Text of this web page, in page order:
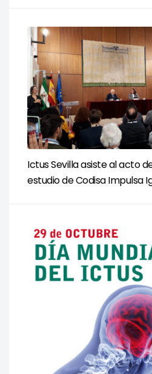
Ictus Sevilla asiste al acto
estudio de Codisa Impulsa